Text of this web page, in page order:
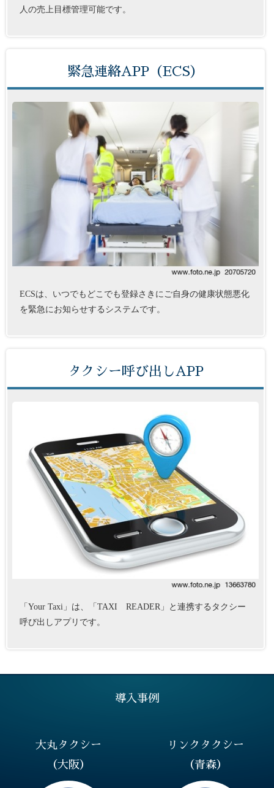
人の売上目標管理可能です。
緊急連絡APP（ECS）
ECSは、いつでもどこでも登録さきにご自身の健康状態悪化
を緊急にお知らせするシステムです。
タクシー呼び出しAPP
「Your Taxi」は、「TAXI READER」と連携するタクシー
呼び出しアプリです。
導入事例
大丸タクシー
（大阪）
リンクタクシー
（青森）